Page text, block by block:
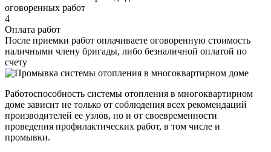
оговоренных работ
4
Оплата работ
После приемки работ оплачиваете оговоренную стоимость
наличными члену бригады, либо безналичной оплатой по
счету
Работоспособность системы отопления в многоквартирном
доме зависит не только от соблюдения всех рекомендаций
производителей ее узлов, но и от своевременности
проведения профилактических работ, в том числе и
промывки.